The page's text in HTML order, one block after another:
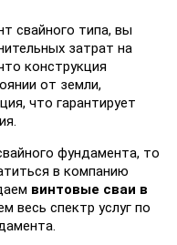
свайного типа, вы
затрат на
конструкция
от земли,
что гарантирует
фундамента, то
в компанию
винтовые сваи в
весь спектр услуг по